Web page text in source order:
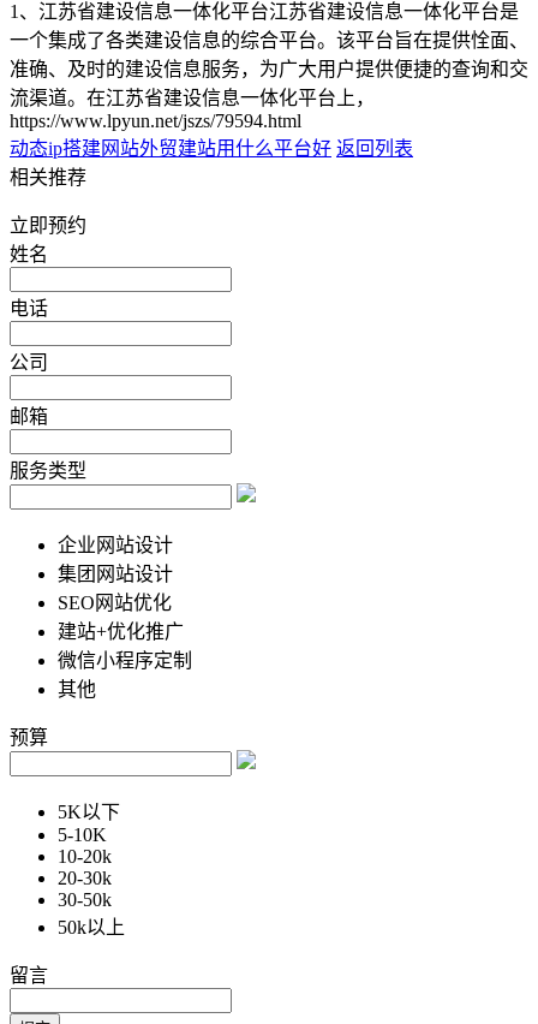
1、江苏省建设信息一体化平台江苏省建设信息一体化平台是
一个集成了各类建设信息的综合平台。该平台旨在提供恮面、
准确、及时的建设信息服务，为广大用户提供便捷的查询和交
流渠道。在江苏省建设信息一体化平台上，
https://www.lpyun.net/jszs/79594.html
动态ip搭建网站外贸建站用什么平台好 返回列表
相关推荐
立即预约
姓名
电话
公司
邮箱
服务类型
企业网站设计
集团网站设计
SEO网站优化
建站+优化推广
微信小程序定制
其他
预算
5K以下
5-10K
10-20k
20-30k
30-50k
50k以上
留言